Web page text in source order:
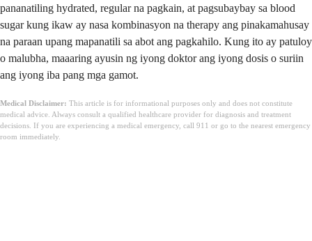
pananatiling hydrated, regular na pagkain, at pagsubaybay sa blood
sugar kung ikaw ay nasa kombinasyon na therapy ang pinakamahusay
na paraan upang mapanatili sa abot ang pagkahilo. Kung ito ay patuloy
o malubha, maaaring ayusin ng iyong doktor ang iyong dosis o suriin
ang iyong iba pang mga gamot.
Medical Disclaimer: This article is for informational purposes only and does not constitute
medical advice. Always consult a qualified healthcare provider for diagnosis and treatment
decisions. If you are experiencing a medical emergency, call 911 or go to the nearest emergency
room immediately.